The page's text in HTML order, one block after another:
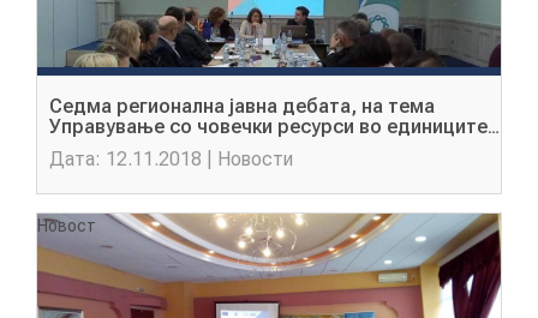
Седма регионална јавна дебата, на тема
Управување со човечки ресурси во единиците
на локалната самоуправа
Дата: 12.11.2018 | Новости
Новост